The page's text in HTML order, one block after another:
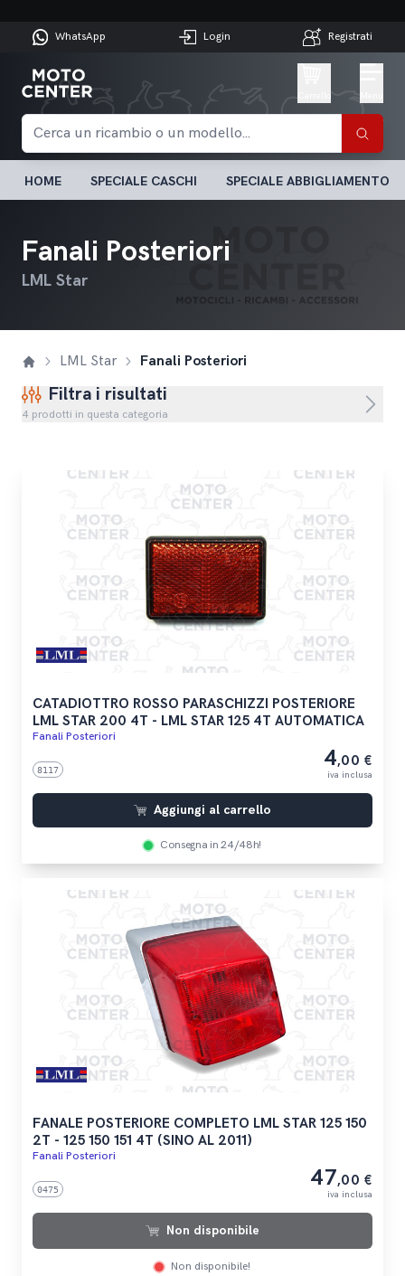
WhatsApp Login Registrati
HOME SPECIALE CASCHI SPECIALE ABBIGLIAMENTO
Fanali Posteriori
LML Star
LML Star Fanali Posteriori
Filtra i risultati
4 prodotti in questa categoria
CATADIOTTRO ROSSO PARASCHIZZI POSTERIORE
LML STAR 200 4T - LML STAR 125 4T AUTOMATICA
Fanali Posteriori
8117 4,00 €
iva inclusa
Aggiungi al carrello
Consegna in 24/48h!
FANALE POSTERIORE COMPLETO LML STAR 125 150
2T - 125 150 151 4T (SINO AL 2011)
Fanali Posteriori
0475 47,00 €
iva inclusa
Non disponibile
Non disponibile!